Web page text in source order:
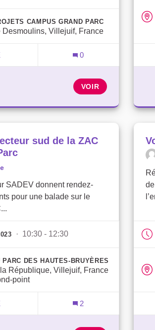
CAMPUS GRAND PARC
Villejuif, France
0
VOIR
sud de la ZAC
SADEV donnent rendez-
pour une balade sur le
· 10:30 - 12:30
PARC DES HAUTES-BRUYÈRES
République, Villejuif, France
point
2